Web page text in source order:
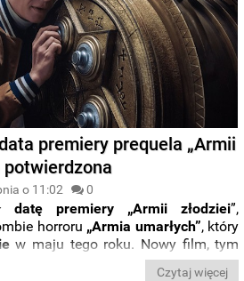
premiery prequela „Armii
potwierdzona
o 11:02 0
datę premiery „Armii złodziei”,
horroru „Armia umarłych”, który
w maju tego roku. Nowy film, tym
, zobaczymy już
Czytaj więcej